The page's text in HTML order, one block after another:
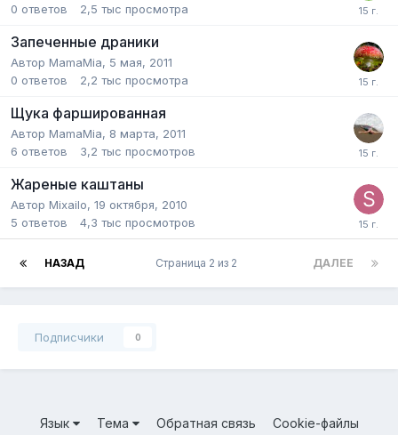
0 ответов 2,5 тыс просмотра
Запеченные драники
Автор MamaMia, 5 мая, 2011
0 ответов 2,2 тыс просмотра
Щука фаршированная
Автор MamaMia, 8 марта, 2011
6 ответов 3,2 тыс просмотров
Жареные каштаны
Автор Mixailo, 19 октября, 2010
5 ответов 4,3 тыс просмотров
НАЗАД ДАЛЕЕ
Страница 2 из 2
Подписчики 0
Язык Тема Обратная связь Cookie-файлы